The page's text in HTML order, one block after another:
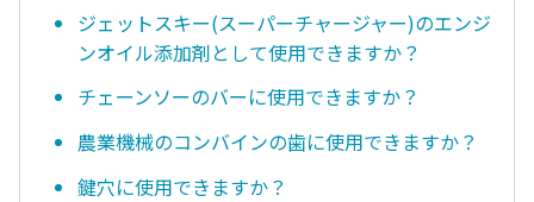
ジェットスキー(スーパーチャージャー)のエンジ
ンオイル添加剤として使用できますか？
チェーンソーのバーに使用できますか？
農業機械のコンバインの歯に使用できますか？
鍵穴に使用できますか？